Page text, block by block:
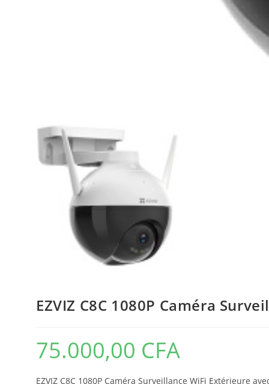
EZVIZ C8C 1080P Caméra
75.000,00 CFA
EZVIZ C8C 1080P Caméra Surveillance WiFi Extérieure